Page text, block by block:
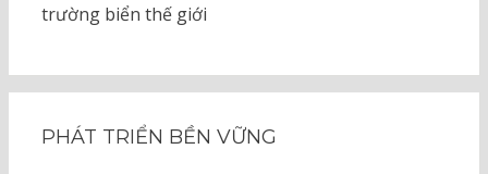
trường biển thế giới
PHÁT TRIỂN BỀN VỮNG